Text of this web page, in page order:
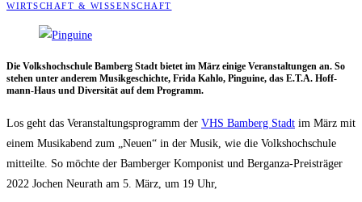
WIRTSCHAFT & WISSENSCHAFT
Die Volks­hoch­schu­le Bam­berg Stadt bie­tet im März eini­ge Ver­an­stal­tun­gen an. So
ste­hen unter ande­rem Musik­ge­schich­te, Fri­da Kahlo, Pin­gui­ne, das E.T.A. Hoff­
mann-Haus und Diver­si­tät auf dem Programm.
Los geht das Ver­an­stal­tungs­pro­gramm der VHS Bam­berg Stadt im März mit
einem Musik­abend zum „Neu­en“ in der Musik, wie die Volks­hoch­schu­le
mit­teil­te. So möch­te der Bam­ber­ger Kom­po­nist und Bergan­za-Preis­trä­ger
2022 Jochen Neu­r­a­th am 5. März, um 19 Uhr,